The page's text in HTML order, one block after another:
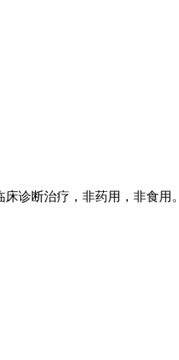
诊断治疗，非药用，非食用。